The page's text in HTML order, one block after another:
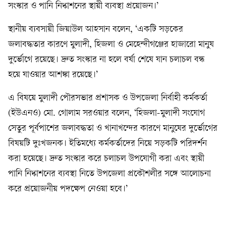
সংস্কার ও পানি নিষ্কাশনের স্থায়ী ব্যবস্থা প্রয়োজন।’
স্থানীয় ব্যবসায়ী জিয়াউল আহসান বলেন, ‘একটি সড়কের
জলাবদ্ধতার কারণে মুলাদী, হিজলা ও মেহেন্দীগঞ্জের হাজারো মানুষ
দুর্ভোগে রয়েছে। দ্রুত সংস্কার না হলে বর্ষা শেষে যান চলাচল বন্ধ
হয়ে যাওয়ার আশঙ্কা রয়েছে।’
এ বিষয়ে মুলাদী পৌরসভার প্রশাসক ও উপজেলা নির্বাহী কর্মকর্তা
(ইউএনও) মো. গোলাম সরওয়ার বলেন, ‘হিজলা-মুলাদী সংযোগ
সেতুর পূর্বপাশের জলাবদ্ধতা ও খানাখন্দের কারণে মানুষের দুর্ভোগের
বিষয়টি দুঃখজনক। ইতিমধ্যে কর্মকর্তাদের নিয়ে সড়কটি পরিদর্শন
করা হয়েছে। দ্রুত সংস্কার করে চলাচল উপযোগী করা এবং স্থায়ী
পানি নিষ্কাশনের ব্যবস্থা নিতে উপজেলা প্রকৌশলীর সঙ্গে আলোচনা
করে প্রয়োজনীয় পদক্ষেপ নেওয়া হবে।’